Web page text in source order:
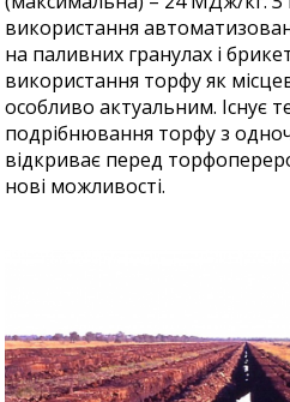
використання
на паливних гранулах і
використання торфу як
особливо актуальним. Існує
подрібнювання торфу з
відкриває перед
нові можливості.